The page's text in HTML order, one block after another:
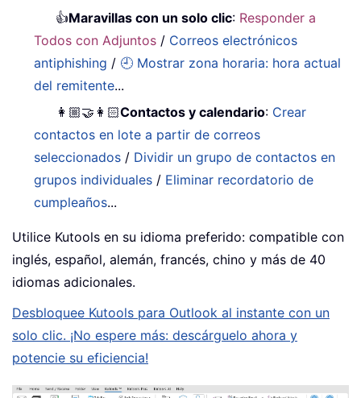
👍Maravillas con un solo clic: Responder a
Todos con Adjuntos / Correos electrónicos
antiphishing / 🕘 Mostrar zona horaria: hora actual
del remitente...
👩🏼‍🤝‍👩🏻Contactos y calendario: Crear
contactos en lote a partir de correos
seleccionados / Dividir un grupo de contactos en
grupos individuales / Eliminar recordatorio de
cumpleaños...
Utilice Kutools en su idioma preferido: compatible con
inglés, español, alemán, francés, chino y más de 40
idiomas adicionales.
Desbloquee Kutools para Outlook al instante con un
solo clic. ¡No espere más: descárguelo ahora y
potencie su eficiencia!